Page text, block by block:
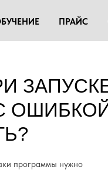
ПРАЙС
программы нужно